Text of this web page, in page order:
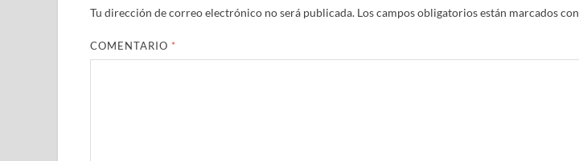
Tu dirección de correo electrónico no será publicada. Los campos obligatorios están marcados con
COMENTARIO *